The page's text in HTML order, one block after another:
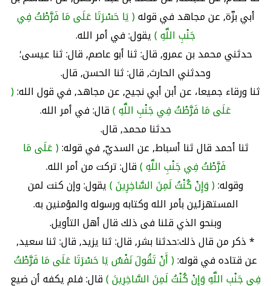
أبي بزّة, عن مجاهد في قوله( يَا حَسْرَتَا عَلَى مَا فَرَّطْتُ فِي
جَنْبِ اللَّهِ )يقول: في أمر الله.
حدثني محمد بن عمرو, قال: ثنا أبو عاصم, قال: ثنا عيسى؛
وحدثني الحارث, قال: ثنا الحسن, قال.
ثنا ورقاء جميعا، عن أبن أبي نجيح, عن مجاهد, في قول الله:(
عَلَى مَا فَرَّطْتُ فِي جَنْبِ اللَّهِ )قال: في أمر الله.
حدثنا محمد, قال.
ثنا أحمد قال ثنا أسباط, عن السديّ, في قوله:( عَلَى مَا
فَرَّطْتُ فِي جَنْبِ اللَّهِ )قال: تركت من أمر الله.
وقوله:( وَإِنْ كُنْتُ لَمِنَ السَّاخِرِينَ )يقول: وإن كنت لمن
المستهزئين بأمر الله وكتابه ورسوله والمؤمنين به.
وبنحو الذي قلنا فى ذلك قال أهل التأويل.
* ذكر من قال ذلك:حدثنا بشر, قال: ثنا يزيد, قال: ثنا سعيد,
عن قتاده في قوله:( أَنْ تَقُولَ نَفْسٌ يَا حَسْرَتَا عَلَى مَا فَرَّطْتُ
فِي جَنْبِ اللَّهِ وَإِنْ كُنْتُ لَمِنَ السَّاخِرِينَ )قال: فلم يكفه أن ضيع